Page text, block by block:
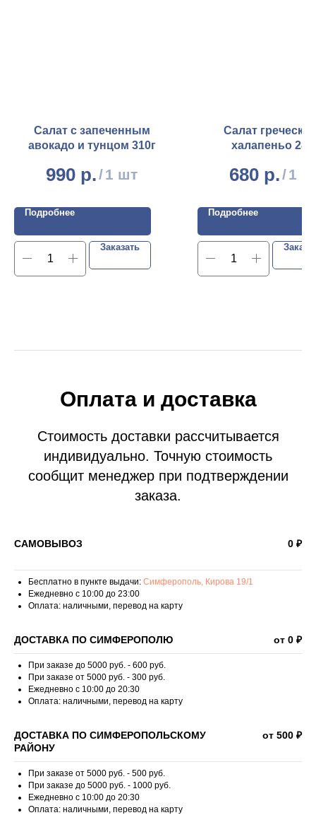
Салат с запеченным
авокадо и тунцом 310г
990 р./1 шт
Подробнее
Заказать
Салат
халапеньо
680 р./1
Подробнее
Оплата и доставка
Стоимость доставки рассчитывается
индивидуально. Точную стоимость
сообщит менеджер при подтверждении
заказа.
САМОВЫВОЗ 0 ₽
Бесплатно в пункте выдачи: Симферополь, Кирова 19/1
Ежедневно с 10:00 до 23:00
Оплата: наличными, перевод на карту
ДОСТАВКА ПО СИМФЕРОПОЛЮ от 0 ₽
При заказе до 5000 руб. - 600 руб.
При заказе от 5000 руб. - 300 руб.
Ежедневно с 10:00 до 20:30
Оплата: наличными, перевод на карту
ДОСТАВКА ПО СИМФЕРОПОЛЬСКОМУ
РАЙОНУ
от 500 ₽
При заказе от 5000 руб. - 500 руб.
При заказе до 5000 руб. - 1000 руб.
Ежедневно с 10:00 до 20:30
Оплата: наличными, перевод на карту